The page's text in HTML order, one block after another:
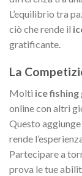
L’equilibrio tra
ciò che rende il
gratificante.
La
Molti ice fishing
online con altri
Questo
rende
Partecipare a
prova le tue